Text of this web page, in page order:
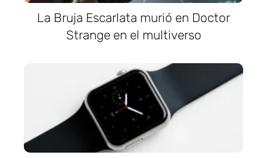
La Bruja Escarlata murió en Doctor
Strange en el multiverso